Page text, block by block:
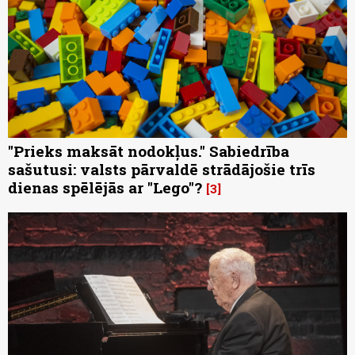
"Prieks maksāt nodokļus." Sabiedrība
sašutusi: valsts pārvaldē strādājošie trīs
dienas spēlējās ar "Lego"? 3